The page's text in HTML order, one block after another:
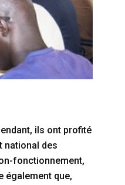
ils ont profité
national des
fonctionnement,
également que,